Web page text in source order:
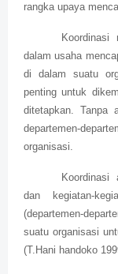
rangka upaya
Koordinasi
dalam usaha
di dalam suatu
penting untuk
ditetapkan. Tanpa
departemen-
organisasi.
Koordinasi
dan kegiatan-
(departemen-
suatu organisasi
(T.Hani handoko